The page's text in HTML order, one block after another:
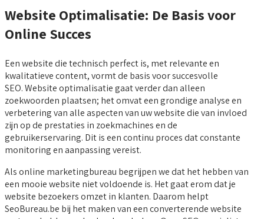
Website Optimalisatie: De Basis voor
Online Succes
Een website die technisch perfect is, met relevante en
kwalitatieve content, vormt de basis voor succesvolle
SEO. Website optimalisatie gaat verder dan alleen
zoekwoorden plaatsen; het omvat een grondige analyse en
verbetering van alle aspecten van uw website die van invloed
zijn op de prestaties in zoekmachines en de
gebruikerservaring. Dit is een continu proces dat constante
monitoring en aanpassing vereist.
Als online marketingbureau begrijpen we dat het hebben van
een mooie website niet voldoende is. Het gaat erom dat je
website bezoekers omzet in klanten. Daarom helpt
SeoBureau.be bij het maken van een converterende website